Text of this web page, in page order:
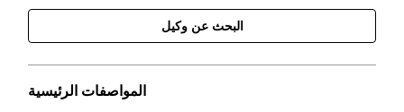
البحث عن وكيل
المواصفات الرئيسية